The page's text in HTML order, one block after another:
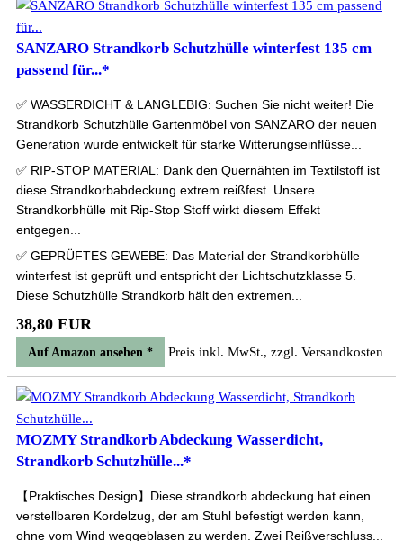
SANZARO Strandkorb Schutzhülle winterfest 135 cm
passend für...*
✅ WASSERDICHT & LANGLEBIG: Suchen Sie nicht weiter! Die
Strandkorb Schutzhülle Gartenmöbel von SANZARO der neuen
Generation wurde entwickelt für starke Witterungseinflüsse...
✅ RIP-STOP MATERIAL: Dank den Quernähten im Textilstoff ist
diese Strandkorbabdeckung extrem reißfest. Unsere
Strandkorbhülle mit Rip-Stop Stoff wirkt diesem Effekt
entgegen...
✅ GEPRÜFTES GEWEBE: Das Material der Strandkorbhülle
winterfest ist geprüft und entspricht der Lichtschutzklasse 5.
Diese Schutzhülle Strandkorb hält den extremen...
38,80 EUR
Auf Amazon ansehen * Preis inkl. MwSt., zzgl. Versandkosten
MOZMY Strandkorb Abdeckung Wasserdicht,
Strandkorb Schutzhülle...*
【Praktisches Design】Diese strandkorb abdeckung hat einen
verstellbaren Kordelzug, der am Stuhl befestigt werden kann,
ohne vom Wind weggeblasen zu werden. Zwei Reißverschluss...